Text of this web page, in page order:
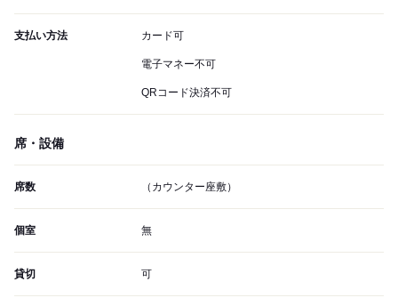
支払い方法 カード可
電子マネー不可
QRコード決済不可
席・設備
席数 （カウンター座敷）
個室 無
貸切 可